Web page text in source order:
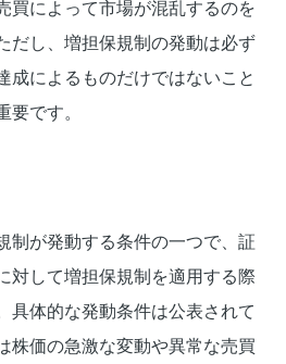
買によって市場が混乱するのを
だし、増担保規制の発動は必ず
成によるものだけではないこと
要です。
制が発動する条件の一つで、証
対して増担保規制を適用する際
具体的な発動条件は公表されて
株価の急激な変動や異常な売買